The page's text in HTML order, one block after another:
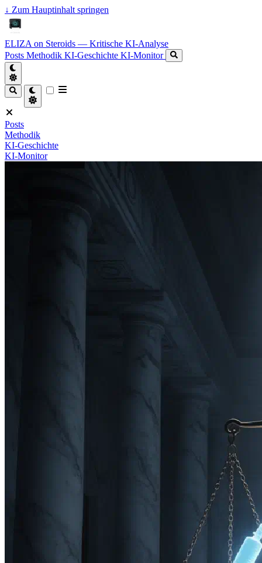
↓ Zum Hauptinhalt springen
ELIZA on Steroids — Kritische KI-Analyse
Posts Methodik KI-Geschichte KI-Monitor
Posts
Methodik
KI-Geschichte
KI-Monitor